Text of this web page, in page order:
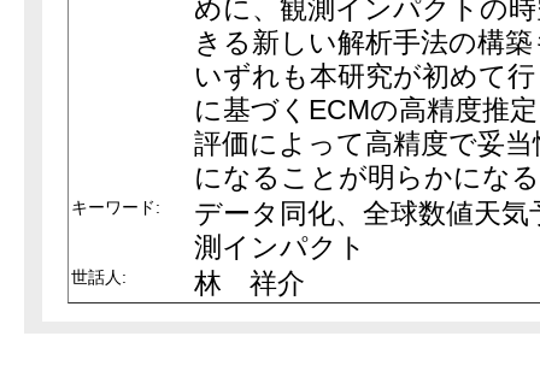
めに、観測インパクトの
きる新しい解析手法の構
いずれも本研究が初めて
に基づくECMの高精度推
評価によって高精度で妥
になることが明らかにな
キーワード:
データ同化、全球数値天
測インパクト
世話人: 林 祥介